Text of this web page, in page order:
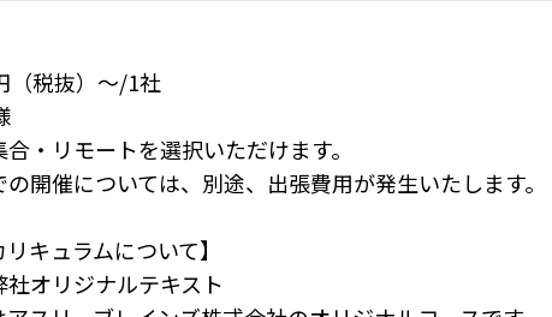
（税抜）～/1社
合・リモートを選択いただけます。
の開催については、別途、出張費用が発生いたします。
リキュラムについて】
社オリジナルテキスト